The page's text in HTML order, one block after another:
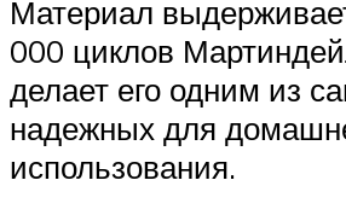
Материал
000 циклов
делает его одним из
надежных для
использования.